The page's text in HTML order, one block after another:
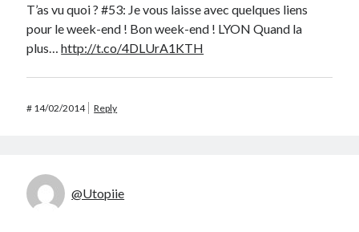
T’as vu quoi ? #53: Je vous laisse avec quelques liens
pour le week-end ! Bon week-end ! LYON Quand la
plus…http://t.co/4DLUrA1KTH
# 14/02/2014 Reply
@Utopiie